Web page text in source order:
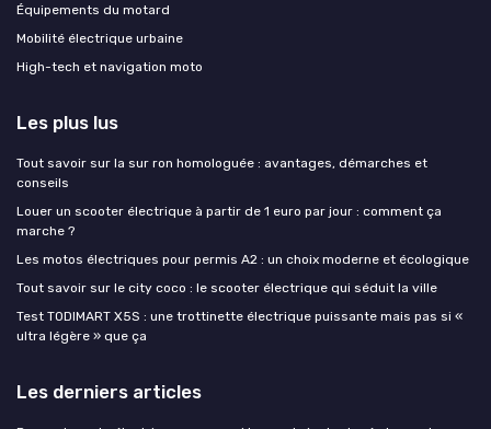
Équipements du motard
Mobilité électrique urbaine
High-tech et navigation moto
Les plus lus
Tout savoir sur la sur ron homologuée : avantages, démarches et
conseils
Louer un scooter électrique à partir de 1 euro par jour : comment ça
marche ?
Les motos électriques pour permis A2 : un choix moderne et écologique
Tout savoir sur le city coco : le scooter électrique qui séduit la ville
Test TODIMART X5S : une trottinette électrique puissante mais pas si «
ultra légère » que ça
Les derniers articles